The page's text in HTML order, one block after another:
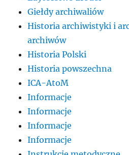
Giełdy archiwaliów
Historia archiwistyki i
archiwów
Historia Polski
Historia powszechna
ICA-AtoM
Informacje
Informacje
Informacje
Informacje